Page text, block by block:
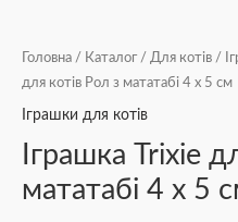
Головна / Каталог / Для котів /
для котів Рол з мататабі 4 х 5 см
Іграшки для котів
Іграшка Trixie
мататабі 4 х 5